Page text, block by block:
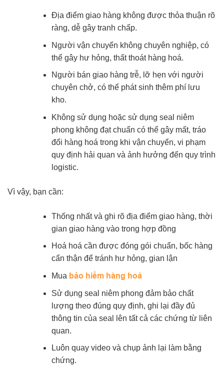
Địa điểm giao hàng không được thỏa thuận rõ
ràng, dễ gây tranh chấp.
Người vận chuyển không chuyên nghiệp, có
thể gây hư hỏng, thất thoát hàng hoá.
Người bán giao hàng trễ, lỡ hẹn với người
chuyên chở, có thể phát sinh thêm phí lưu
kho.
Không sử dụng hoặc sử dụng seal niêm
phong không đạt chuẩn có thể gây mất, tráo
đổi hàng hoá trong khi vận chuyển, vi phạm
quy định hải quan và ảnh hưởng đến quy trình
logistic.
Vì vậy, bạn cần:
Thống nhất và ghi rõ địa điểm giao hàng, thời
gian giao hàng vào trong hợp đồng
Hoá hoá cần được đóng gói chuẩn, bốc hàng
cẩn thận để tránh hư hỏng, gian lận
Mua bảo hiểm hàng hoá
Sử dụng seal niêm phong đảm bảo chất
lượng theo đúng quy định, ghi lại đầy đủ
thông tin của seal lên tất cả các chứng từ liên
quan.
Luôn quay video và chụp ảnh lại làm bằng
chứng.